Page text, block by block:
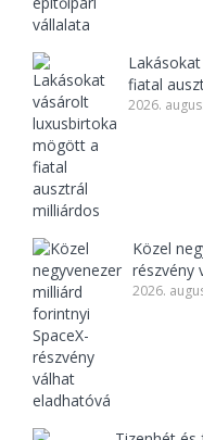
fiatal
2026.
Közel
részvény
2026.